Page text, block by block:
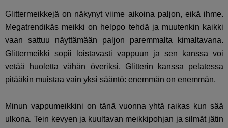
Glittermeikkejä on näkynyt viime aikoina paljon, eikä ihme.
Megatrendikäs meikki on helppo tehdä ja muutenkin kaikki
vaan sattuu näyttämään paljon paremmalta kimaltavana.
Glittermeikki sopii loistavasti vappuun ja sen kanssa voi
vetää huoletta vähän överiksi. Glitterin kanssa pelatessa
pitääkin muistaa vain yksi sääntö: enemmän on enemmän.
Minun vappumeikkini on tänä vuonna yhtä raikas kun sää
ulkona. Tein kevyen ja kuultavan meikkipohjan ja silmät jätin